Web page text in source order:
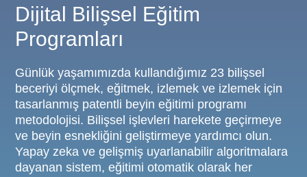
Dijital Bilişsel Eğitim
Programları
Günlük yaşamımızda kullandığımız 23 bilişsel
beceriyi ölçmek, eğitmek, izlemek ve izlemek için
tasarlanmış patentli beyin eğitimi programı
metodolojisi. Bilişsel işlevleri harekete geçirmeye
ve beyin esnekliğini geliştirmeye yardımcı olun.
Yapay zeka ve gelişmiş uyarlanabilir algoritmalara
dayanan sistem, eğitimi otomatik olarak her